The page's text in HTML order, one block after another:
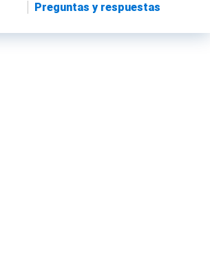
Preguntas y respuestas